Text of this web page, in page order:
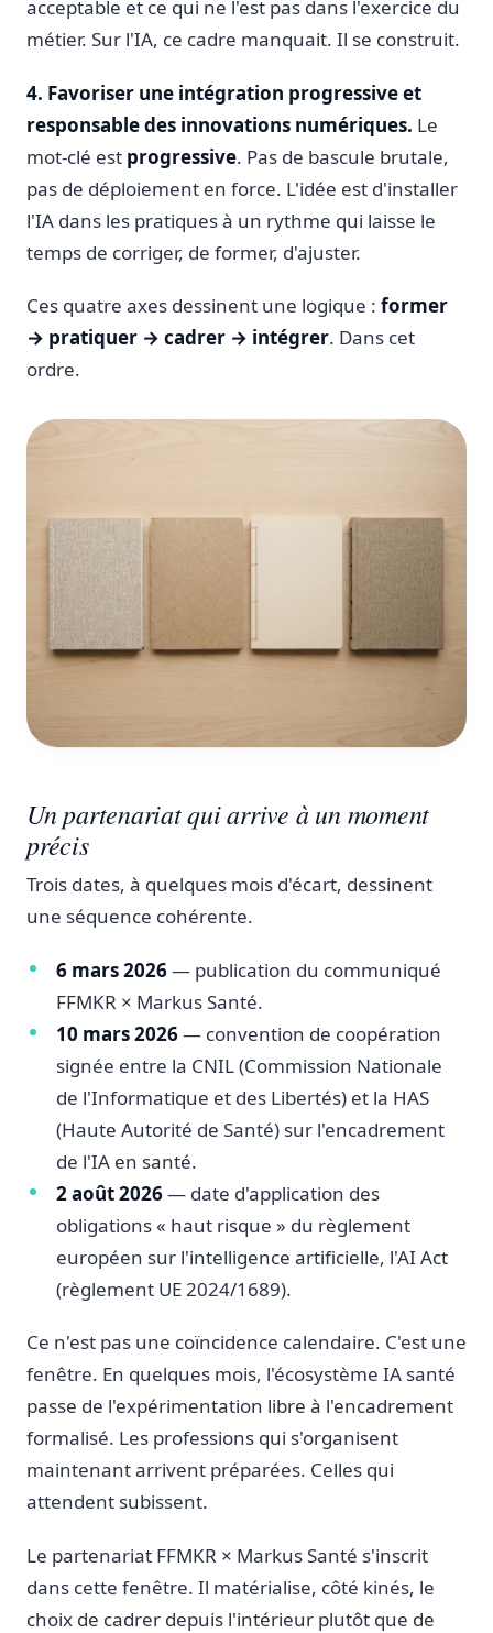
acceptable et ce qui ne l'est pas dans l'exercice du
métier. Sur l'IA, ce cadre manquait. Il se construit.
4. Favoriser une intégration progressive et
responsable des innovations numériques. Le
mot-clé est progressive. Pas de bascule brutale,
pas de déploiement en force. L'idée est d'installer
l'IA dans les pratiques à un rythme qui laisse le
temps de corriger, de former, d'ajuster.
Ces quatre axes dessinent une logique : former
→ pratiquer → cadrer → intégrer. Dans cet
ordre.
Un partenariat qui arrive à un moment
précis
Trois dates, à quelques mois d'écart, dessinent
une séquence cohérente.
6 mars 2026— publication du communiqué
FFMKR × Markus Santé.
10 mars 2026— convention de coopération
signée entre la CNIL (Commission Nationale
de l'Informatique et des Libertés) et la HAS
(Haute Autorité de Santé) sur l'encadrement
de l'IA en santé.
2 août 2026— date d'application des
obligations « haut risque » du règlement
européen sur l'intelligence artificielle, l'AI Act
(règlement UE 2024/1689).
Ce n'est pas une coïncidence calendaire. C'est une
fenêtre. En quelques mois, l'écosystème IA santé
passe de l'expérimentation libre à l'encadrement
formalisé. Les professions qui s'organisent
maintenant arrivent préparées. Celles qui
attendent subissent.
Le partenariat FFMKR × Markus Santé s'inscrit
dans cette fenêtre. Il matérialise, côté kinés, le
choix de cadrer depuis l'intérieur plutôt que de